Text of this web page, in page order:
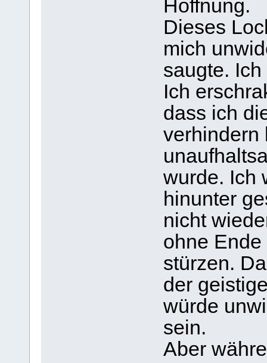
Hoffnung.
Dieses
mich
saugte.
Ich
dass ich
verhindern
wurde. Ich
hinunter
nicht
ohne
stürzen.
der
würde
sein.
Aber